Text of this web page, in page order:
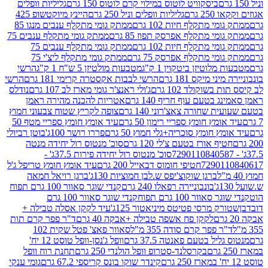
ביסקוויט לוטוס במילוי קרם לוטוס 150 גרם
גליליות וופלים
גרם
גליליות וופלים וניל 250 גרם
היינץ מיוקטשופ 425
מתקלף חיות 102 גרם
ממתק גומי מתקלף ענבים מנגו 85
מתקלף אפרסק תפוז 85 גרם
ממתק גומי מתקלף ענבים 75
מתקלף חיות 102 גרם
ממתק גומי מתקלף ענבים 75
מתקלף אפרסק 75 גרם
ממתק גומי מתקלף ליצ'י 75
ביטקוין 1 ק"ג
מטבעות מולטיזן 5 ש"ח 1 ק"ג
הרשי
מיקס 181 גרם
הרשי לבבות אקסטרה קרימי 181 גרם
הרשי
102 גרם
ג'ולי ראנצ'ר גומי מארז לב 107 גרם
נודלס
עוף חריף 140 גרם
אטריות להכנה מהירה ראמן
שחורה צאצ'רוני 140 גרם
צופה לקריץ שטוח צבעוני חמוץ
חומץ ספריי רימון 50 גרם
עיד אומץ חומץ ספריי מטף 50
חומץ סוכריה+גלי חמוץ 50 גרם
פררו רושר 100ג'
בוטן רביולי
אורז בטעם צ'לי 120 גרם
סוכ' מנטוס רול יחידה מנטה
סוכ' מנטוס רול יחידה פירות 37.5ג' -
חטיפי חומוס דבאייל 200 גרם
עיד אומץ חומץ טריפל ג'ל
ברגן שוקוצ'יפס ש.לבן חמוציות 130ג'
ברגן רויאל חמאה
בונבוניירה רפאלו 240 גרם
קנדי שוגר סאוור 100 גרם תפוח
100 גרם תפוח
קנדי שוגר סאוור 100 גרם
מרסי פטיטס מיניאטור 125ג'
עיד לקקן אסלה טבילה +
לקקן פח אשפה טבילה +אבקה 40 גרם
ד"ר פפר קרם תות
פפר קרם סודה 355 מ"ל
סאוור פאצ' פטל שקית 102
בטעם פאנטה 37.5 גרם
וופל ג'נסן-וופל טוסט 12 יח'
בקרסלנד-סטרופ וופל הולנדי 250 גרם
תחנת רוח וופל
קינדר שוקו בונס קריספי 67.2 גרם
גומי ענקי